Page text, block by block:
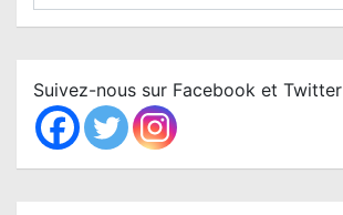
a
c
h
Suivez-nous sur Facebook et Twitter